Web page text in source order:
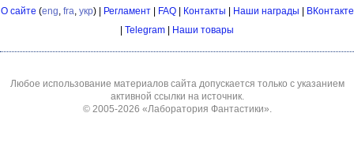
О сайте (eng fra укр) | Регламент| FAQ| Контакты | Наши награды | ВКонтакте
| Telegram | Наши товары
Любое использование материалов сайта допускается только с указанием
активной ссылки на источник.
© 2005-2026 «Лаборатория Фантастики»